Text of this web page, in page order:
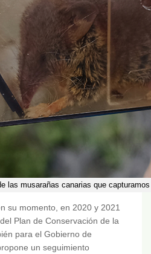
las musarañas canarias que
su momento, en 2020 y 2021
Plan de Conservación de la
para el Gobierno de
un seguimiento